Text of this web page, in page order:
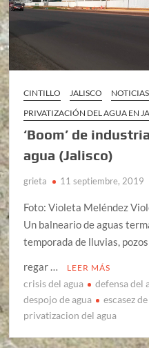
CINTILLO JALISCO
PRIVATIZACIÓN DEL AGUA EN
‘Boom’ de
agua (Jalisco)
grieta 11 septiembre, 2019
Foto: Violeta Meléndez
Un balneario de aguas
temporada de lluvias,
regar …
LEER MÁS
crisis del agua defensa del
despojo de agua
escasez
privatizacion del agua